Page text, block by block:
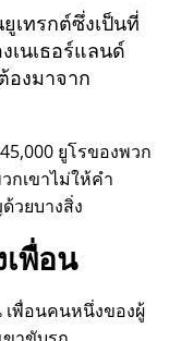
เทรกต์ซึ่งเป็นที่
เนเธอร์แลนด์
องมาจาก
ยูโรของพวก
กเขาไม่ให้คำ
วยบางสิ่ง
พื่อน
พื่อนคนหนึ่งของผู้